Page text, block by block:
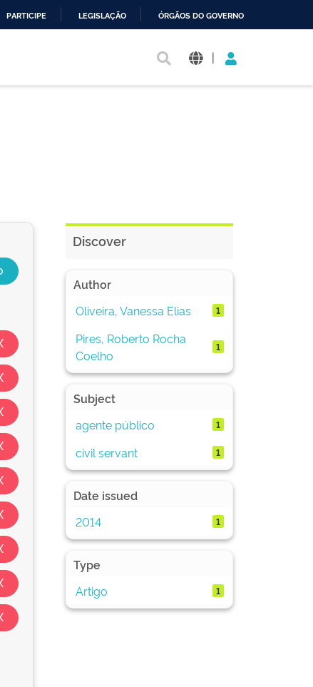
PARTICIPE LEGISLAÇÃO ÓRGÃOS DO GOVERNO
|
Discover
Author
Oliveira, Vanessa Elias
1
Pires, Roberto Rocha
Coelho
1
Subject
agente público
1
civil servant 1
Date issued
2014
1
Type
Artigo
1